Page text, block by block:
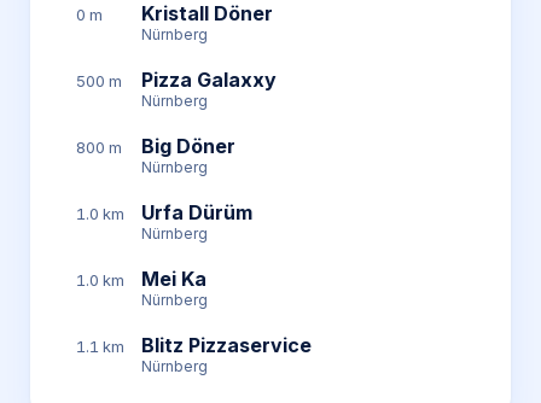
0 m Kristall Döner
Nürnberg
500 m Pizza Galaxxy
Nürnberg
800 m Big Döner
Nürnberg
1.0 km Urfa Dürüm
Nürnberg
1.0 km Mei Ka
Nürnberg
1.1 km Blitz Pizzaservice
Nürnberg